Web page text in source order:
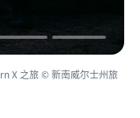
X 之旅 © 新南威尔士州旅